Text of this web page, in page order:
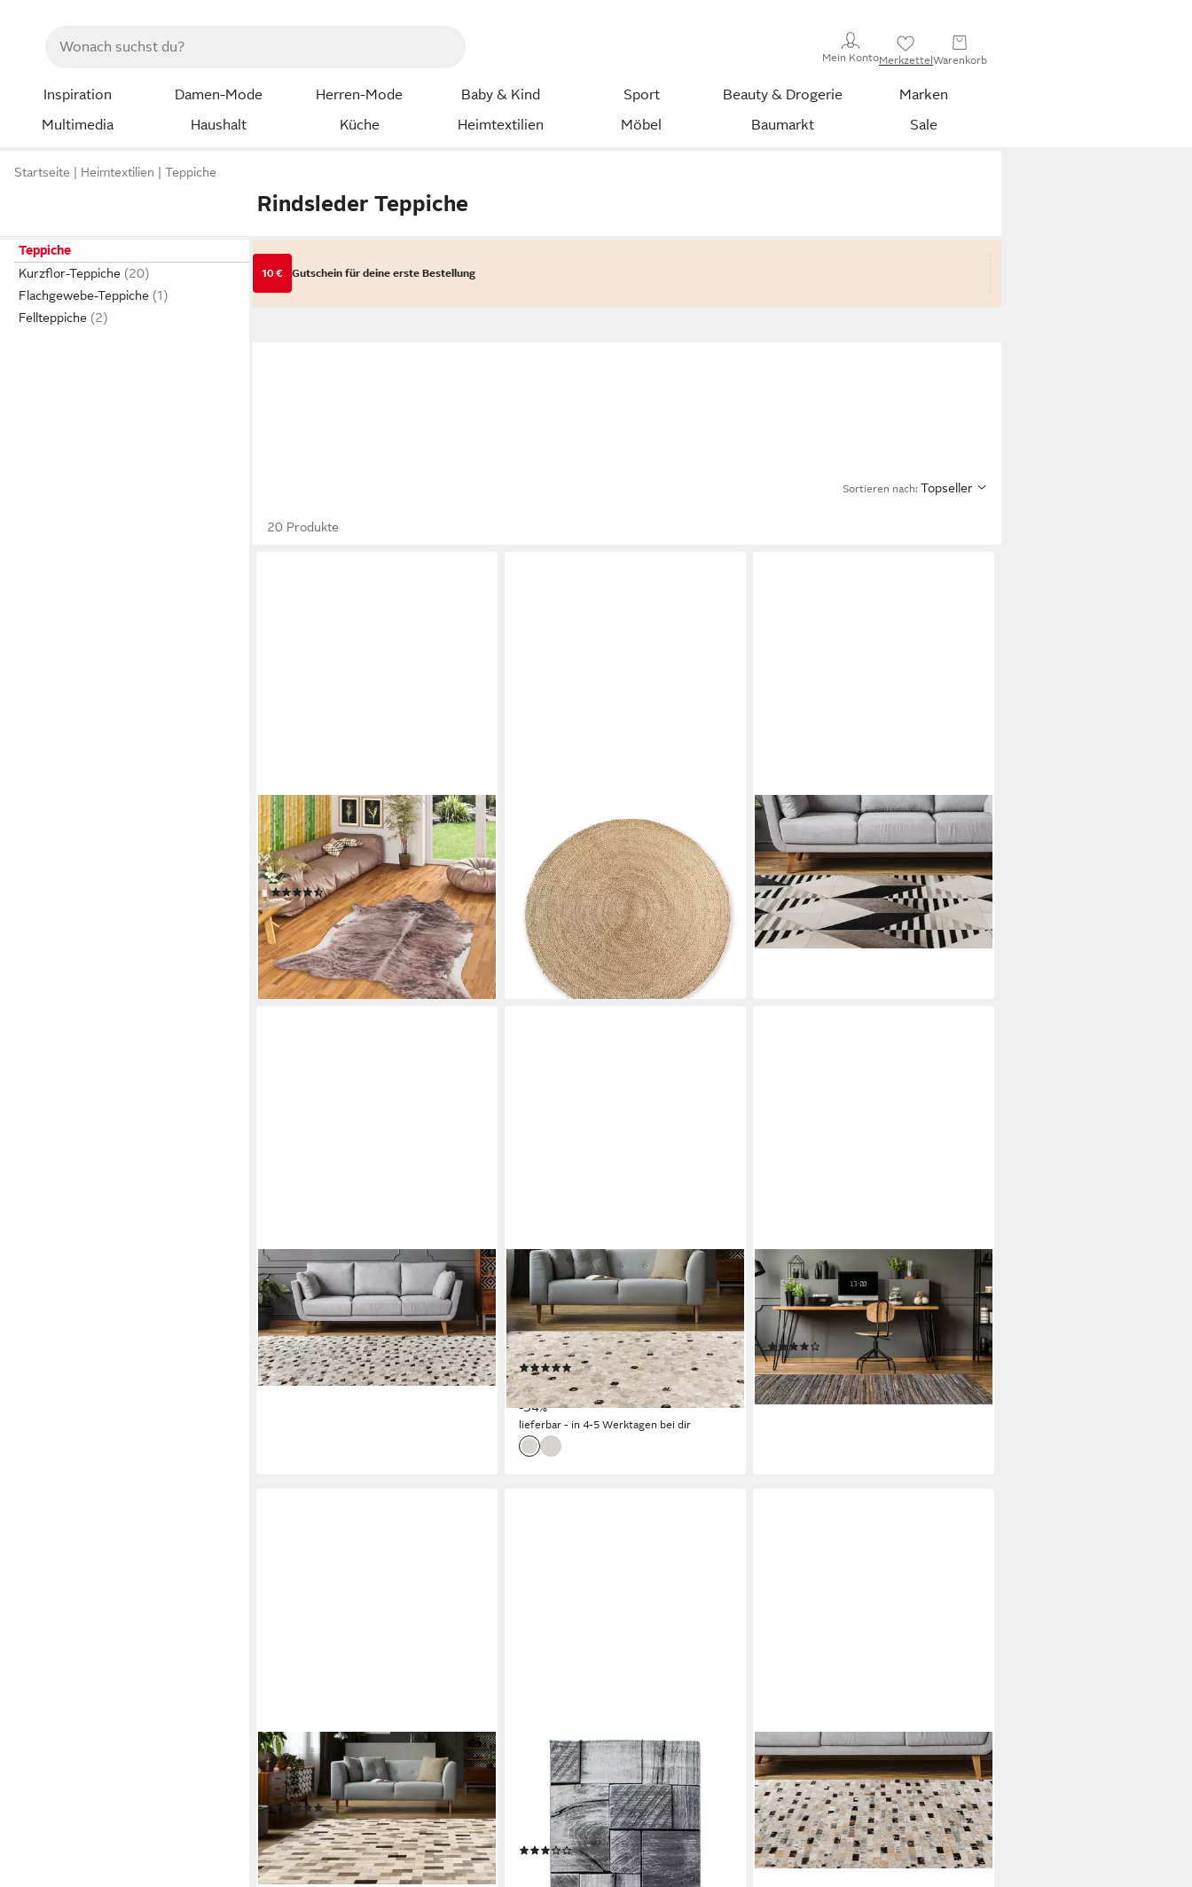
Mein KontoMerkzettelWarenkorb
Inspiration Damen-Mode Herren-Mode Baby & Kind Sport Beauty & Drogerie
Marken
Multimedia
Haushalt Küche Heimtextilien Möbel Baumarkt Sale
Startseite Heimtextilien Teppiche
Rindsleder Teppiche
Teppiche
Kurzflor-Teppiche
Flachgewebe-Teppiche
Fellteppiche
10 € Gutschein für deine erste Bestellung
Sortieren nach: Topseller
20 Produkte
PERGAMON
Fellteppich Teppich Kunstfaser
Tierfell Optik, Rechteckig, Höhe: 7
mm
(7)
ab 29,90 € UVP59,90 €
-50%
lieferbar - in 2-3 Werktagen bei dir
+1
Teppich Teppich Imene braun, rund,
Höhe: 0 mm
94,95 €
lieferbar - in 6-8 Werktagen bei dir
PADIRO
Teppich Lavin 425, rechteckig, Höhe:
8 mm, Handgenähtes und
hochwertig verarbeitetes Unikat
ab 119,99 € UVP229,00 €
-48%
lieferbar - in 4-5 Werktagen bei dir
PADIRO
Lederteppich Lavin 625, rechteckig,
Höhe: 8 mm
64,90 € UVP 145,00 €
-55%
lieferbar - in 4-5 Werktagen bei dir
KAYOOM
Lederteppich Ravi 400 - Fellteppich,
rechteckig, Höhe: 8 mm, metallische
Effekte, Patchwork Dessin, Rindsfell
mit Wollrücken
(1)
ab 108,99 € UVP165,00 €
-34%
lieferbar - in 4-5 Werktagen bei dir
KAYOOM
Teppich Sonipat 110, rechteckig,
Höhe: 16 mm, Echtleder
flachgewebt, hochwertiges Unikat
ab 9,49 €
lieferbar - in 4-5 Werktagen bei dir
KAYOOM
Lederteppich Ravi 100, rechteckig,
Höhe: 8 mm
(1)
182,49 € UVP279,00 €
-35%
lieferbar - in 4-5 Werktagen bei dir
TEPPIUM
Teppich 3D-Holzdesign, Rechteckig,
Höhe: 12 mm, Modern Kurzflor
Teppich Wohnzimmer Holz Optik
Schwarz versch. größe
(2)
ab 48,90 € UVP97,90 €
PADIRO
Lederteppich Lavin 525, rechteckig,
Höhe: 8 mm
ab 85,99 € UVP145,00 €
-41%
lieferbar - in 4-5 Werktagen bei dir